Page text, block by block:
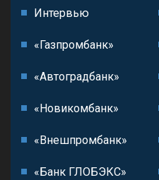
Интервью
«Газпромбанк»
«Автоградбанк»
«Новикомбанк»
«Внешпромбанк»
«Банк ГЛОБЭКС»